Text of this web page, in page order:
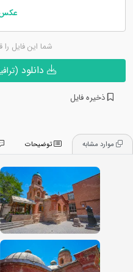
عکس
شما این فایل را
ذخیره فایل
توضیحات